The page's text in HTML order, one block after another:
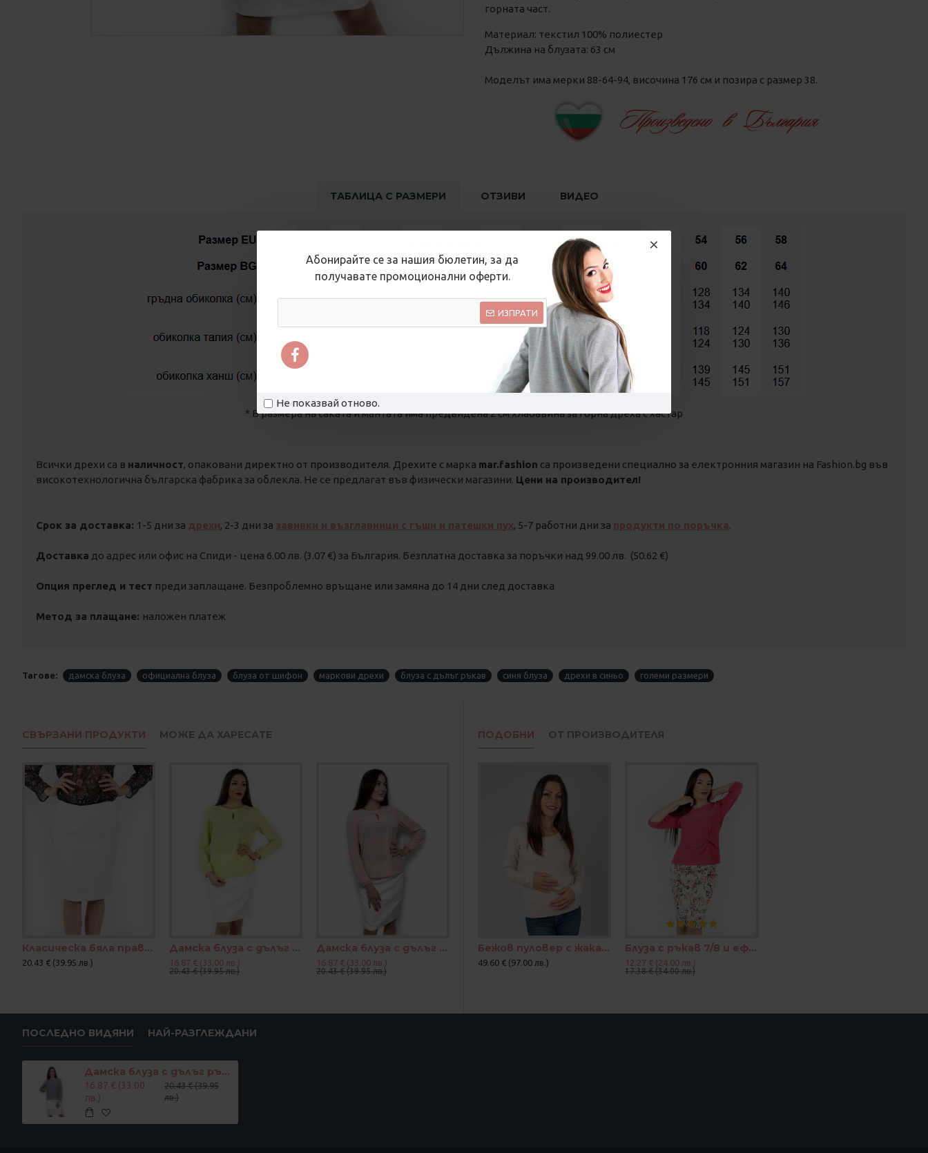
Абонирайте се за нашия бюлетин, за да
получавате промоционални оферти.
ИЗПРАТИ
Не показвай отново.
горната част.
Материал: текстил 100% полиестер
Дължина на блузата: 63 см
Моделът има мерки 88-64-94, височина 176 см и позира с размер 38.
ТАБЛИЦА С РАЗМЕРИ ОТЗИВИ ВИДЕО
* В размера на саката и мантата има предвидена 2 см хлабавина за горна дреха с хастар
Всички дрехи са в наличност, опаковани директно от производителя. Дрехите с марка mar.fashion са произведени специално за електронния магазин на Fashion.bg във
високотехнологична българска фабрика за облекла. Не се предлагат във физически магазини. Цени на производител!
Срок за доставка: 1-5 дни за дрехи, 2-3 дни за завивки и възглавници с гъши и патешки пух, 5-7 работни дни за продукти по поръчка.
Доставка до адрес или офис на Спиди - цена 6.00 лв. (3.07 €) за България. Безплатна доставка за поръчки над 99.00 лв. (50.62 €)
Опция преглед и тест преди заплащане. Безпроблемно връщане или замяна до 14 дни след доставка
Метод за плащане: наложен платеж
Тагове: дамска блуза официална блуза блуза от шифон маркови дрехи блуза с дълъг ръкав синя блуза дрехи в синьо големи размери
СВЪРЗАНИ ПРОДУКТИ МОЖЕ ДА ХАРЕСАТЕ
Класическа бяла права пола с втъкани цветя
20.43 € (39.95 лв.)
Дамска блуза с дълъг ръкав и папионки
16.87 € (33.00 лв.)
20.43 € (39.95 лв.)
Дамска блуза с дълъг ръкав цвят пепел от рози
16.87 € (33.00 лв.)
20.43 € (39.95 лв.)
ПОДОБНИ ОТ ПРОИЗВОДИТЕЛЯ
Бежов пуловер с жакардови акценти "Нежен контраст"
49.60 € (97.00 лв.)
Блуза с ръкав 7/8 и ефектен възел в цвят корал и петрол
12.27 € (24.00 лв.)
17.38 € (34.00 лв.)
ПОСЛЕДНО ВИДЯНИ НАЙ-РАЗГЛЕЖДАНИ
Дамска блуза с дълъг ръкав цвят светло лилаво
16.87 € (33.00
лв.)
20.43 € (39.95
лв.)